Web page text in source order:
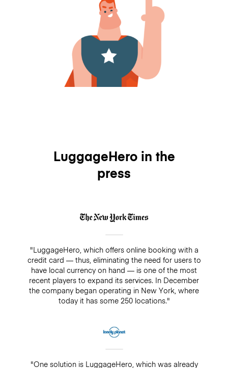
LuggageHero in the
press
"LuggageHero, which offers online booking with a
credit card — thus, eliminating the need for users to
have local currency on hand — is one of the most
recent players to expand its services. In December
the company began operating in New York, where
today it has some 250 locations."
"One solution is LuggageHero, which was already